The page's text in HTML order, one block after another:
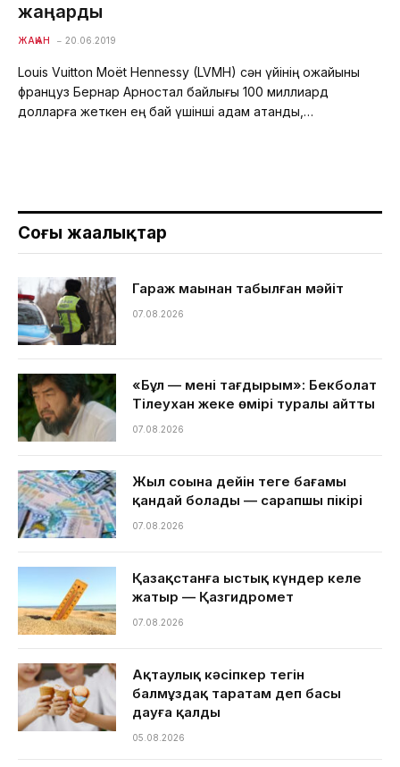
жаңарды
ЖАҺАН 20.06.2019
Louis Vuitton Moët Hennessy (LVMH) сән үйінің қожайыны
француз Бернар Арностал байлығы 100 миллиард
долларға жеткен ең бай үшінші адам атанды,…
Соңғы жаңалықтар
Гараж маңынан табылған мәйіт
07.08.2026
«Бұл — менің тағдырым»: Бекболат
Тілеухан жеке өмірі туралы айтты
07.08.2026
Жыл соңына дейін теңге бағамы
қандай болады — сарапшы пікірі
07.08.2026
Қазақстанға ыстық күндер келе
жатыр — Қазгидромет
07.08.2026
Ақтаулық кәсіпкер тегін
балмұздақ таратам деп басы
дауға қалды
05.08.2026